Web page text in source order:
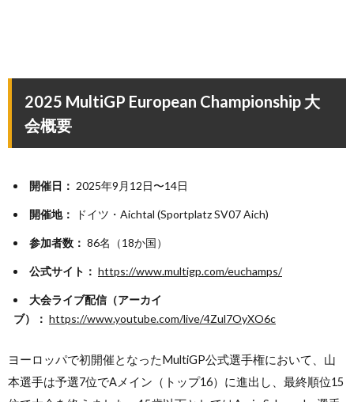
2025 MultiGP European Championship 大
会概要
開催日： 2025年9月12日〜14日
開催地： ドイツ・Aichtal (Sportplatz SV07 Aich)
参加者数： 86名（18か国）
公式サイト： https://www.multigp.com/euchamps/
大会ライブ配信（アーカイ
ブ）： https://www.youtube.com/live/4Zul7OyXO6c
ヨーロッパで初開催となったMultiGP公式選手権において、山
本選手は予選7位でAメイン（トップ16）に進出し、最終順位15